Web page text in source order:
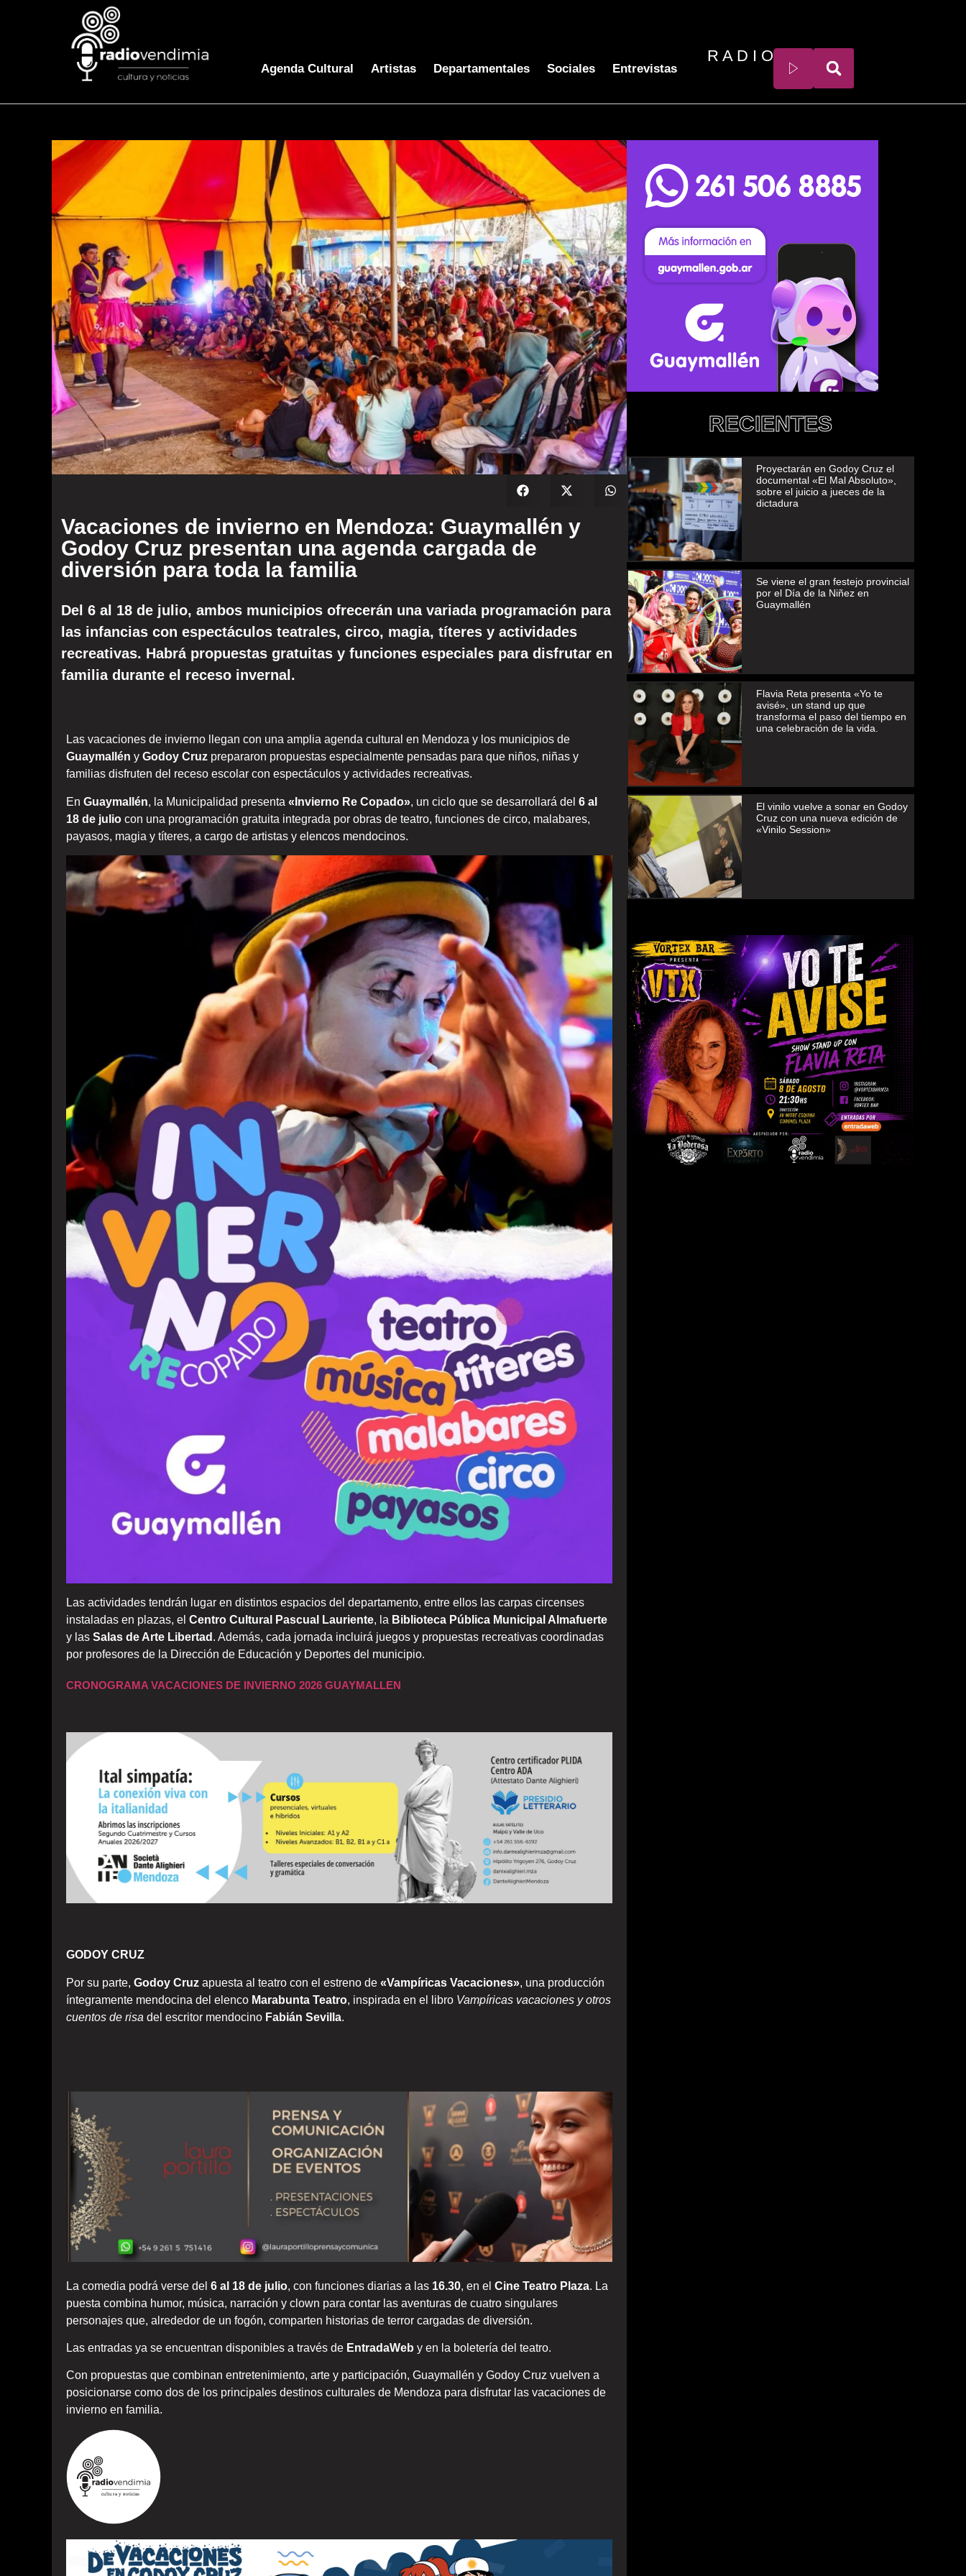
Agenda Cultural Artistas Departamentales Sociales Entrevistas
R A D I O
Vacaciones de invierno en Mendoza: Guaymallén y
Godoy Cruz presentan una agenda cargada de
diversión para toda la familia
Del 6 al 18 de julio, ambos municipios ofrecerán una variada programación para
las infancias con espectáculos teatrales, circo, magia, títeres y actividades
recreativas. Habrá propuestas gratuitas y funciones especiales para disfrutar en
familia durante el receso invernal.
Las vacaciones de invierno llegan con una amplia agenda cultural en Mendoza y los municipios de
Guaymallén y Godoy Cruz prepararon propuestas especialmente pensadas para que niños, niñas y
familias disfruten del receso escolar con espectáculos y actividades recreativas.
En Guaymallén, la Municipalidad presenta «Invierno Re Copado», un ciclo que se desarrollará del 6 al
18 de julio con una programación gratuita integrada por obras de teatro, funciones de circo, malabares,
payasos, magia y títeres, a cargo de artistas y elencos mendocinos.
Las actividades tendrán lugar en distintos espacios del departamento, entre ellos las carpas circenses
instaladas en plazas, el Centro Cultural Pascual Lauriente, la Biblioteca Pública Municipal Almafuerte
y las Salas de Arte Libertad . Además, cada jornada incluirá juegos y propuestas recreativas coordinadas
por profesores de la Dirección de Educación y Deportes del municipio.
CRONOGRAMA VACACIONES DE INVIERNO 2026 GUAYMALLEN
GODOY CRUZ
Por su parte, Godoy Cruz apuesta al teatro con el estreno de «Vampíricas Vacaciones», una producción
íntegramente mendocina del elenco Marabunta Teatro, inspirada en el libro Vampíricas vacaciones y otros
cuentos de risa del escritor mendocino Fabián Sevilla.
La comedia podrá verse del 6 al 18 de julio, con funciones diarias a las 16.30, en el Cine Teatro Plaza. La
puesta combina humor, música, narración y clown para contar las aventuras de cuatro singulares
personajes que, alrededor de un fogón, comparten historias de terror cargadas de diversión.
Las entradas ya se encuentran disponibles a través de EntradaWeb y en la boletería del teatro.
Con propuestas que combinan entretenimiento, arte y participación, Guaymallén y Godoy Cruz vuelven a
posicionarse como dos de los principales destinos culturales de Mendoza para disfrutar las vacaciones de
invierno en familia.
RECIENTES
Proyectarán en Godoy Cruz el
documental «El Mal Absoluto»,
sobre el juicio a jueces de la
dictadura
Se viene el gran festejo provincial
por el Día de la Niñez en
Guaymallén
Flavia Reta presenta «Yo te
avisé», un stand up que
transforma el paso del tiempo en
una celebración de la vida.
El vinilo vuelve a sonar en Godoy
Cruz con una nueva edición de
«Vinilo Session»